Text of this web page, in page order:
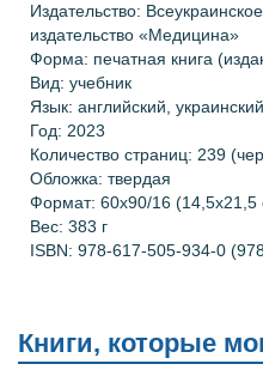
Издательство:
издательство «Медицина»
Форма: печатная книга
Вид: учебник
Язык: английский, украинский
Год: 2023
Количество страниц: 239
Обложка: твердая
Формат: 60х90/16 (14,5х21,5
Вес: 383 г
ISBN: 978-617-505-934-0
Книги, которые